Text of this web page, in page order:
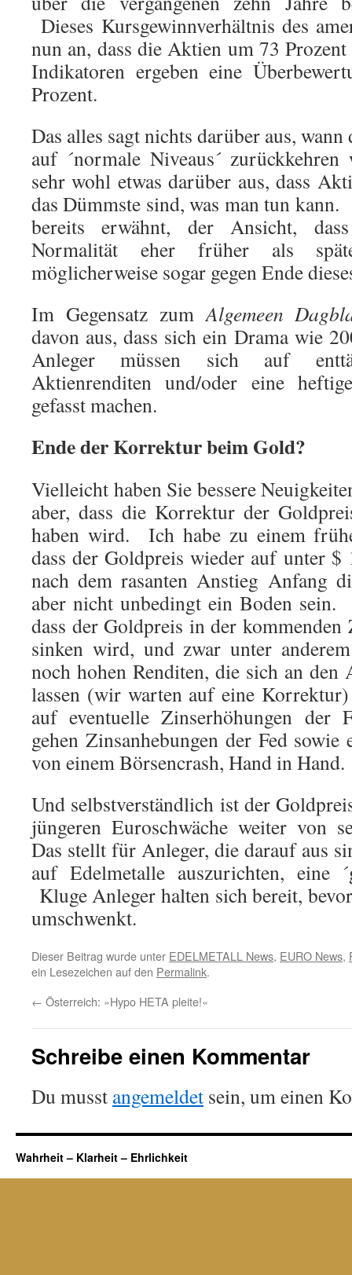
Dieses Kursgewinnverhältnis des
nun an, dass die Aktien um 73
Indikatoren ergeben eine
Prozent.
Das alles sagt nichts darüber aus,
auf ´normale Niveaus´
sehr wohl etwas darüber aus, dass
das Dümmste sind, was man tun
bereits erwähnt, der Ansicht,
Normalität eher früher als
möglicherweise sogar gegen Ende
Im Gegensatz zumAlgemeen
davon aus, dass sich ein Drama wie
Anleger müssen sich auf
Aktienrenditen und/oder eine
gefasst machen.
Ende der Korrektur beim Gold?
Vielleicht haben Sie bessere
aber, dass die Korrektur der
haben wird. Ich habe zu einem
dass der Goldpreis wieder auf unter $
nach dem rasanten Anstieg Anfang
aber nicht unbedingt ein Boden sein.
dass der Goldpreis in der
sinken wird, und zwar unter
noch hohen Renditen, die sich an den
lassen (wir warten auf eine
auf eventuelle Zinserhöhungen der
gehen Zinsanhebungen der Fed sowie
von einem Börsencrash, Hand in Hand.
Und selbstverständlich ist der
jüngeren Euroschwäche weiter von
Das stellt für Anleger, die darauf aus
auf Edelmetalle auszurichten, eine
Kluge Anleger halten sich bereit,
umschwenkt.
Dieser Beitrag wurde unter EDELMETALL News, EURO News,
ein Lesezeichen auf den Permalink.
← Österreich: »Hypo HETA pleite!«
Schreibe einen Kommentar
Du musst angemeldet sein, um einen
Wahrheit – Klarheit – Ehrlichkeit